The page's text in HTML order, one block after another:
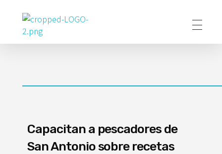
Poder Agropecuario
Capacitan a pescadores de
San Antonio sobre recetas